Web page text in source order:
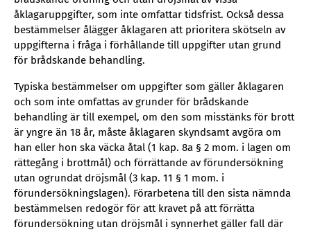
åklagaruppgifter, som inte omfattar tidsfrist. Också dessa
bestämmelser ålägger åklagaren att prioritera skötseln av
uppgifterna i fråga i förhållande till uppgifter utan grund
för brådskande behandling.
Typiska bestämmelser om uppgifter som gäller åklagaren
och som inte omfattas av grunder för brådskande
behandling är till exempel, om den som misstänks för brott
är yngre än 18 år, måste åklagaren skyndsamt avgöra om
han eller hon ska väcka åtal (1 kap. 8a § 2 mom. i lagen om
rättegång i brottmål) och förrättande av förundersökning
utan ogrundat dröjsmål (3 kap. 11 § 1 mom. i
förundersökningslagen). Förarbetena till den sista nämnda
bestämmelsen redogör för att kravet på att förrätta
förundersökning utan dröjsmål i synnerhet gäller fall där